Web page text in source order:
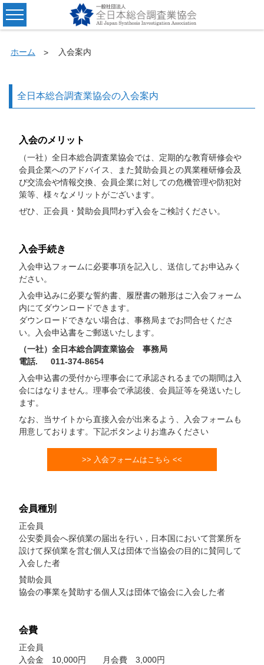
ホーム 入会案内
全日本総合調査業協会の入会案内
入会のメリット
（一社）全日本総合調査業協会では、定期的な教育研修会や
会員企業へのアドバイス、また賛助会員との異業種研修会及
び交流会や情報交換、会員企業に対しての危機管理や防犯対
策等、様々なメリットがございます。
ぜひ、正会員・賛助会員問わず入会をご検討ください。
入会手続き
入会申込フォームに必要事項を記入し、送信してお申込みく
ださい。
入会申込みに必要な誓約書、履歴書の雛形はご入会フォーム
内にてダウンロードできます。
ダウンロードできない場合は、事務局までお問合せくださ
い。入会申込書をご郵送いたします。
（一社）全日本総合調査業協会 事務局
電話. 011-374-8654
入会申込書の受付から理事会にて承認されるまでの期間は入
会にはなりません。理事会で承認後、会員証等を発送いたし
ます。
なお、当サイトから直接入会が出来るよう、入会フォームも
用意しております。下記ボタンよりお進みください
>> 入会フォームはこちら <<
会員種別
正会員
公安委員会へ探偵業の届出を行い，日本国において営業所を
設けて探偵業を営む個人又は団体で当協会の目的に賛同して
入会した者
賛助会員
協会の事業を賛助する個人又は団体で協会に入会した者
会費
正会員
入会金 10,000円 月会費 3,000円